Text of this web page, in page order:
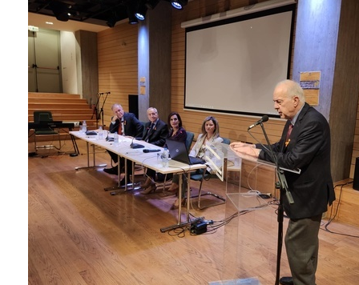
Κέντρα
Δημιουργικής
Απασχόλησης
Παιδιών
(Κ.Δ.Α.Π.)
Κέντρα
Ημερήσιας
Φροντίδας
Ηλικιωμένων
(Κ.Η.Φ.Η.)
Κ.Δ.Α.Π.Α.μεΑ.
Αδειοδότηση
&
Έλεγχος
Βρεφονηπιακών
Σταθμών